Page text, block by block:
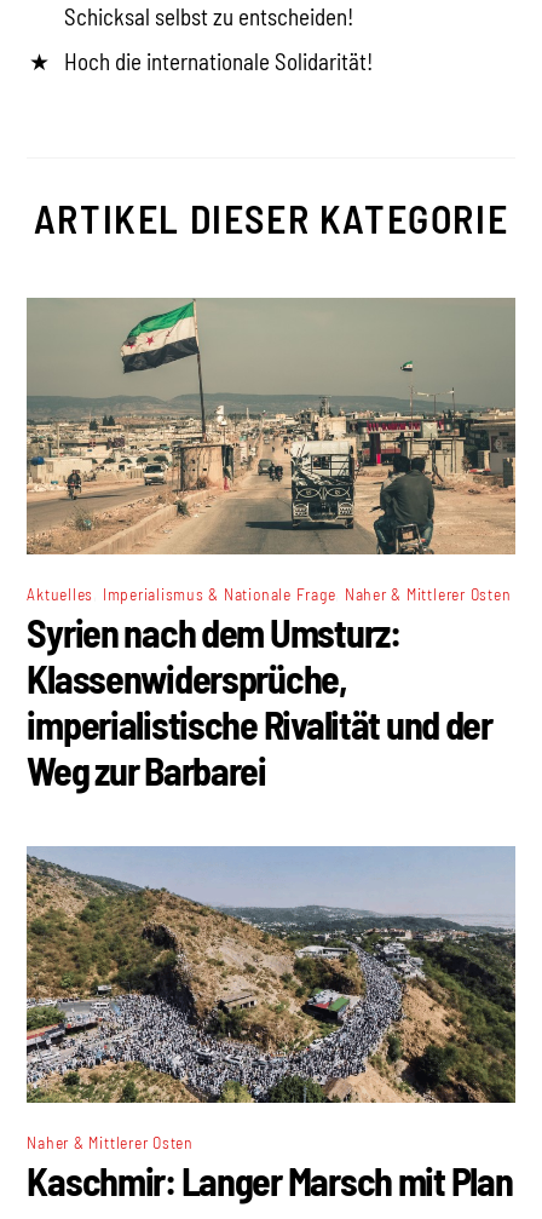
Schicksal selbst zu entscheiden!
Hoch die internationale Solidarität!
ARTIKEL DIESER KATEGORIE
Aktuelles Imperialismus & Nationale Frage Naher & Mittlerer Osten
Syrien nach dem Umsturz:
Klassenwidersprüche,
imperialistische Rivalität und der
Weg zur Barbarei
Naher & Mittlerer Osten
Kaschmir: Langer Marsch mit Plan